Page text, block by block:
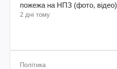
пожежа на НПЗ (фото, відео)
2 дні тому
Політика